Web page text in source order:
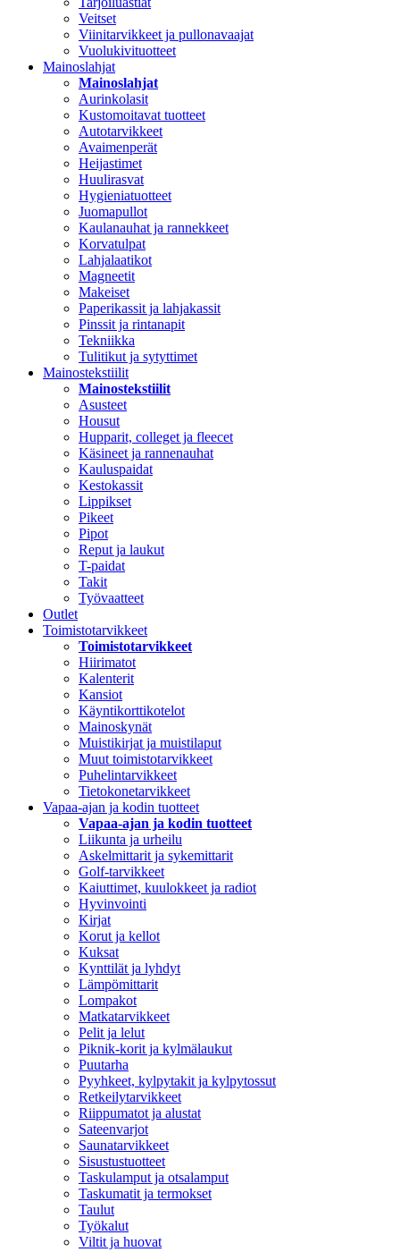
Veitset
Viinitarvikkeet ja pullonavaajat
Vuolukivituotteet
Mainoslahjat
Mainoslahjat
Aurinkolasit
Kustomoitavat tuotteet
Autotarvikkeet
Avaimenperät
Heijastimet
Huulirasvat
Hygieniatuotteet
Juomapullot
Kaulanauhat ja rannekkeet
Korvatulpat
Lahjalaatikot
Magneetit
Makeiset
Paperikassit ja lahjakassit
Pinssit ja rintanapit
Tekniikka
Tulitikut ja sytyttimet
Mainostekstiilit
Mainostekstiilit
Asusteet
Housut
Hupparit, colleget ja fleecet
Käsineet ja rannenauhat
Kauluspaidat
Kestokassit
Lippikset
Pikeet
Pipot
Reput ja laukut
T-paidat
Takit
Työvaatteet
Outlet
Toimistotarvikkeet
Toimistotarvikkeet
Hiirimatot
Kalenterit
Kansiot
Käyntikorttikotelot
Mainoskynät
Muistikirjat ja muistilaput
Muut toimistotarvikkeet
Puhelintarvikkeet
Tietokonetarvikkeet
Vapaa-ajan ja kodin tuotteet
Vapaa-ajan ja kodin tuotteet
Liikunta ja urheilu
Askelmittarit ja sykemittarit
Golf-tarvikkeet
Kaiuttimet, kuulokkeet ja radiot
Hyvinvointi
Kirjat
Korut ja kellot
Kuksat
Kynttilät ja lyhdyt
Lämpömittarit
Lompakot
Matkatarvikkeet
Pelit ja lelut
Piknik-korit ja kylmälaukut
Puutarha
Pyyhkeet, kylpytakit ja kylpytossut
Retkeilytarvikkeet
Riippumatot ja alustat
Sateenvarjot
Saunatarvikkeet
Sisustustuotteet
Taskulamput ja otsalamput
Taskumatit ja termokset
Taulut
Työkalut
Viltit ja huovat